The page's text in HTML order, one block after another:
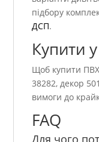
підбору
ДСП.
Купити
Щоб купити
38282, декор
вимоги до
FAQ